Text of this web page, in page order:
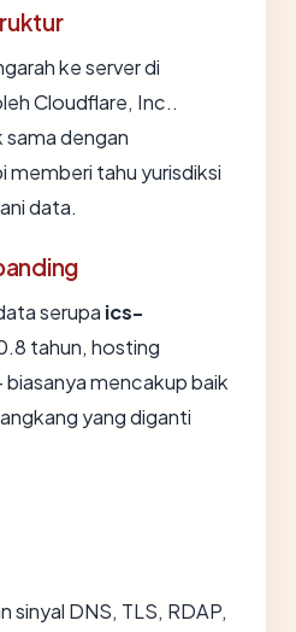
ke server di
Cloudflare, Inc..
dengan
tahu yurisdiksi
data.
serupa ics-
tahun, hosting
biasanya mencakup baik
yang diganti
sinyal DNS, TLS, RDAP,